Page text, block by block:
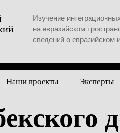
Изучение
на евразийском
сведений о евразийском
Наши проекты Эксперты